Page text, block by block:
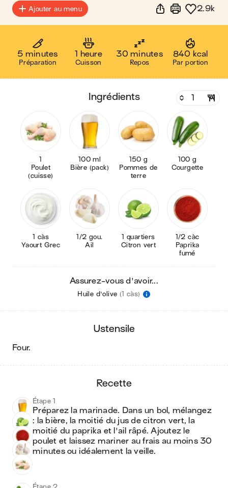
Ajouter au menu 2.9k
5 minutes
Préparation
1 heure
Cuisson
30 minutes
Repos
840 kcal
Par portion
ingrédients
1
Poulet
(cuisse)
100 ml
Bière (pack)
150 g
Pommes de
terre
100 g
Courgette
1 càs
Yaourt Grec
1/2 gou.
Ail
1 quartiers
Citron vert
1/2 càc
Paprika
fumé
Assurez-vous d'avoir...
Huile d'olive (1 càs)
ustensile
four.
recette
Étape 1
Préparez la marinade. Dans un bol, mélangez
: la bière, la moitié du jus de citron vert, la
moitié du paprika et l'ail râpé. Ajoutez le
poulet et laissez mariner au frais au moins 30
minutes ou idéalement la veille.